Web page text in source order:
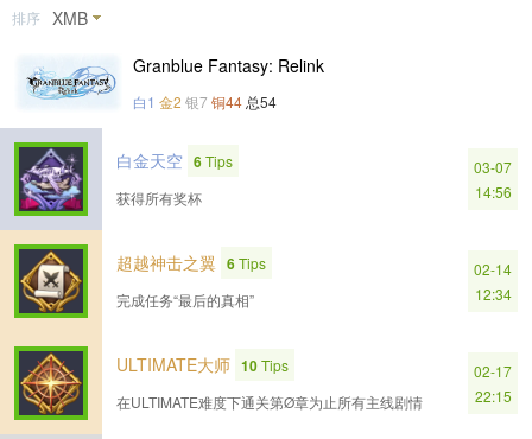
排序 XMB
Granblue Fantasy: Relink
白1 金2 银7 铜44 总54
白金天空 6Tips
获得所有奖杯
03-07
14:56
超越神击之翼 6Tips
完成任务“最后的真相”
02-14
12:34
ULTIMATE大师 10Tips
在ULTIMATE难度下通关第Ø章为止所有主线剧情
02-17
22:15